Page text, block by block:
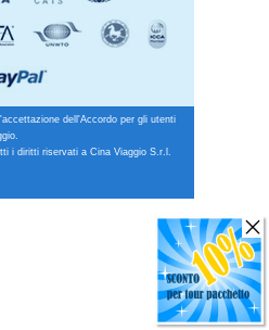
dell'Accordo per gli utenti
i diritti riservati a Cina Viaggio S.r.l.